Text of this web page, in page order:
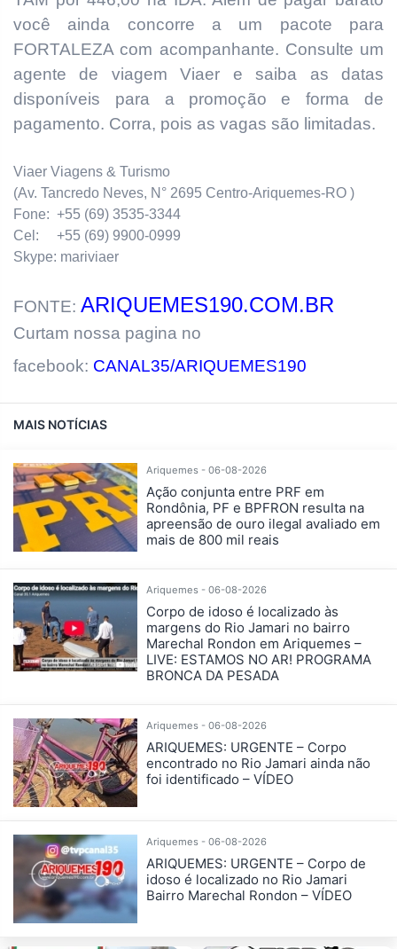
você ainda concorre a um pacote para
FORTALEZA com acompanhante. Consulte um
agente de viagem Viaer e saiba as datas
disponíveis para a promoção e forma de
pagamento. Corra, pois as vagas são limitadas.
Viaer Viagens & Turismo
(Av. Tancredo Neves, N° 2695 Centro-Ariquemes-RO )
Fone: +55 (69) 3535-3344
Cel: +55 (69) 9900-0999
Skype: mariviaer
FONTE: ARIQUEMES190.COM.BR
Curtam nossa pagina no
facebook: CANAL35/ARIQUEMES190
MAIS NOTÍCIAS
Ariquemes - 06-08-2026
Ação conjunta entre PRF em
Rondônia, PF e BPFRON resulta na
apreensão de ouro ilegal avaliado em
mais de 800 mil reais
Ariquemes - 06-08-2026
Corpo de idoso é localizado às
margens do Rio Jamari no bairro
Marechal Rondon em Ariquemes –
LIVE: ESTAMOS NO AR! PROGRAMA
BRONCA DA PESADA
Ariquemes - 06-08-2026
ARIQUEMES: URGENTE – Corpo
encontrado no Rio Jamari ainda não
foi identificado – VÍDEO
Ariquemes - 06-08-2026
ARIQUEMES: URGENTE – Corpo de
idoso é localizado no Rio Jamari
Bairro Marechal Rondon – VÍDEO